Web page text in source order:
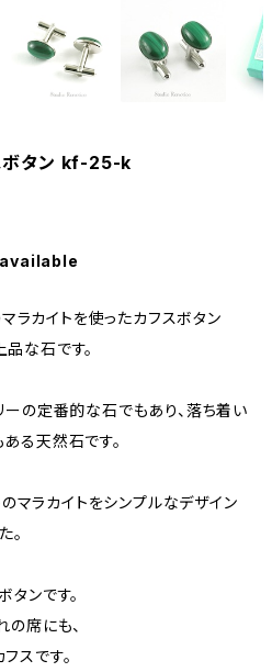
ボタン kf-25-k
ラカイトを使ったカフスボタン
な石です。
ーの定番的な石でもあり、落ち着い
る天然石です。
マラカイトをシンプルなデザイン
。
ンです。
の席にも、
スです。